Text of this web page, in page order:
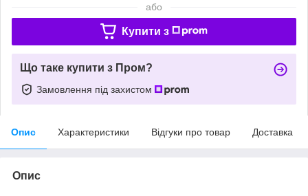
або
Купити з
Що таке купити з Пром?
Замовлення під захистом
Опис Характеристики Відгуки про товар Доставка
Опис